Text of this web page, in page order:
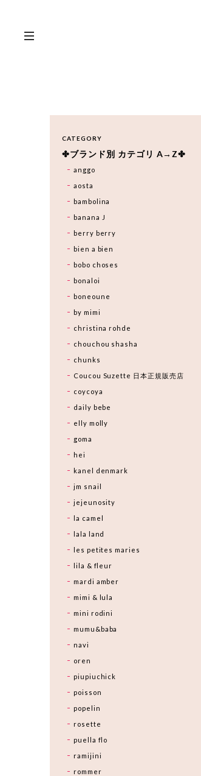
CATEGORY
✤ブランド別 カテゴリ A→Z✤
anggo
aosta
bambolina
banana J
berry berry
bien a bien
bobo choses
bonaloi
boneoune
by mimi
christina rohde
chouchou shasha
chunks
Coucou Suzette 日本正規販売店
coycoya
daily bebe
elly molly
goma
hei
kanel denmark
jm snail
jejeunosity
la camel
lala land
les petites maries
lila & fleur
mardi amber
mimi & lula
mini rodini
mumu&baba
navi
oren
piupiuchick
poisson
popelin
rosette
puella flo
ramijini
rommer